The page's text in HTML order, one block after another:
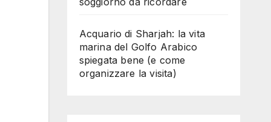
Acquario di Sharjah: la vita
marina del Golfo Arabico
spiegata bene (e come
organizzare la visita)